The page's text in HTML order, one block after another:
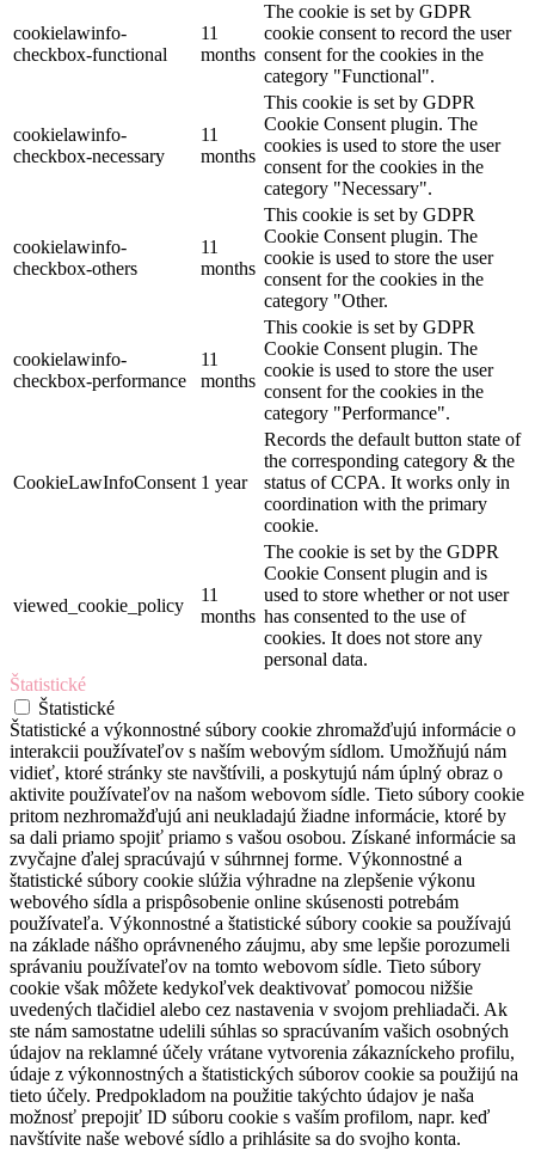
cookielawinfo-
checkbox-functional
11
months
The cookie is set by GDPR
cookie consent to record the user
consent for the cookies in the
category "Functional".
cookielawinfo-
checkbox-necessary
11
months
This cookie is set by GDPR
Cookie Consent plugin. The
cookies is used to store the user
consent for the cookies in the
category "Necessary".
cookielawinfo-
checkbox-others
11
months
This cookie is set by GDPR
Cookie Consent plugin. The
cookie is used to store the user
consent for the cookies in the
category "Other.
cookielawinfo-
checkbox-performance
11
months
This cookie is set by GDPR
Cookie Consent plugin. The
cookie is used to store the user
consent for the cookies in the
category "Performance".
CookieLawInfoConsent 1 year
Records the default button state of
the corresponding category & the
status of CCPA. It works only in
coordination with the primary
cookie.
viewed_cookie_policy
11
months
The cookie is set by the GDPR
Cookie Consent plugin and is
used to store whether or not user
has consented to the use of
cookies. It does not store any
personal data.
Štatistické
Štatistické
Štatistické a výkonnostné súbory cookie zhromažďujú informácie o
interakcii používateľov s naším webovým sídlom. Umožňujú nám
vidieť, ktoré stránky ste navštívili, a poskytujú nám úplný obraz o
aktivite používateľov na našom webovom sídle. Tieto súbory cookie
pritom nezhromažďujú ani neukladajú žiadne informácie, ktoré by
sa dali priamo spojiť priamo s vašou osobou. Získané informácie sa
zvyčajne ďalej spracúvajú v súhrnnej forme. Výkonnostné a
štatistické súbory cookie slúžia výhradne na zlepšenie výkonu
webového sídla a prispôsobenie online skúsenosti potrebám
používateľa. Výkonnostné a štatistické súbory cookie sa používajú
na základe nášho oprávneného záujmu, aby sme lepšie porozumeli
správaniu používateľov na tomto webovom sídle. Tieto súbory
cookie však môžete kedykoľvek deaktivovať pomocou nižšie
uvedených tlačidiel alebo cez nastavenia v svojom prehliadači. Ak
ste nám samostatne udelili súhlas so spracúvaním vašich osobných
údajov na reklamné účely vrátane vytvorenia zákazníckeho profilu,
údaje z výkonnostných a štatistických súborov cookie sa použijú na
tieto účely. Predpokladom na použitie takýchto údajov je naša
možnosť prepojiť ID súboru cookie s vaším profilom, napr. keď
navštívite naše webové sídlo a prihlásite sa do svojho konta.